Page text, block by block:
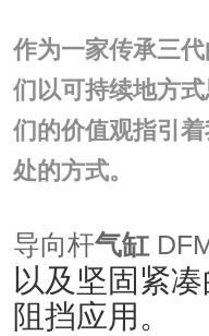
作为一家传承三
们以可持续地方
们的价值观指引
处的方式。
导向杆气缸
以及坚固紧
阻挡应用。